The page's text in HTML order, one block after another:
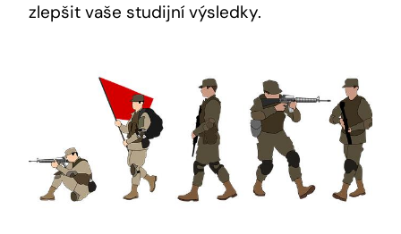
zlepšit vaše studijní výsledky.